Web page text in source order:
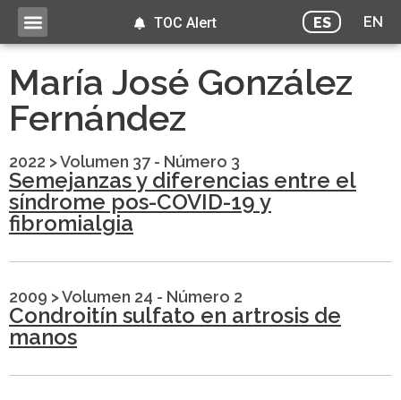
ES EN
TOC Alert
María José González
Fernández
2022 >Volumen 37 - Número 3
Semejanzas y diferencias entre el
síndrome pos-COVID-19 y
fibromialgia
2009 >Volumen 24 - Número 2
Condroitín sulfato en artrosis de
manos